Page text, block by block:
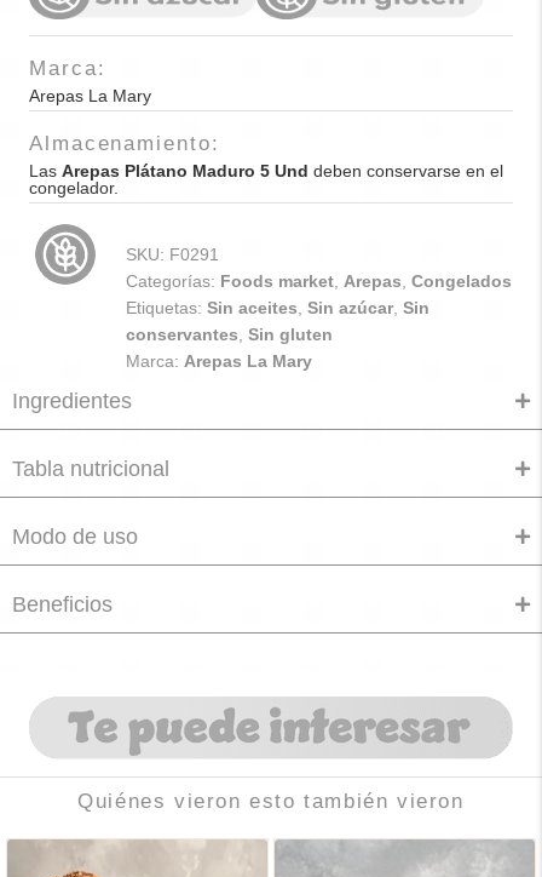
Marca:
Arepas La Mary
Almacenamiento:
Las Arepas Plátano Maduro 5 Und deben conservarse en el
congelador.
SKU: F0291
Categorías: Foods market Arepas Congelados
Etiquetas: Sin aceites Sin azúcar, Sin
conservantes Sin gluten
Marca: Arepas La Mary
Ingredientes
Tabla nutricional
Modo de uso
Beneficios
Quiénes vieron esto también vieron